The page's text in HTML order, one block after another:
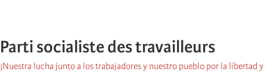
Parti socialiste des travailleurs
¡Nuestra lucha junto a los trabajadores y nuestro pueblo por la libertad y